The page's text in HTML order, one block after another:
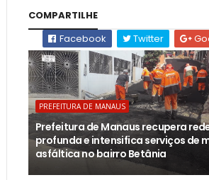
COMPARTILHE
Facebook
Twitter
PREFEITURA DE MANAUS
Prefeitura de Manaus recupera
profunda e intensifica serviços de
asfáltica no bairro Betânia